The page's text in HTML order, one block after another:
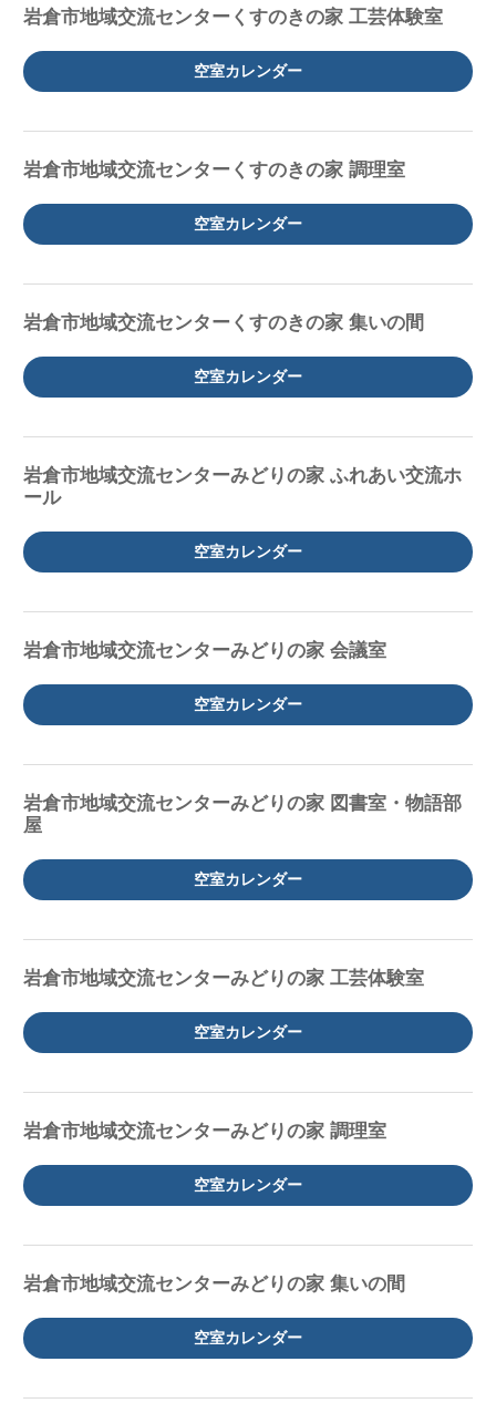
岩倉市地域交流センターくすのきの家 工芸体験室
空室カレンダー
岩倉市地域交流センターくすのきの家 調理室
空室カレンダー
岩倉市地域交流センターくすのきの家 集いの間
空室カレンダー
岩倉市地域交流センターみどりの家 ふれあい交流ホ
ール
空室カレンダー
岩倉市地域交流センターみどりの家 会議室
空室カレンダー
岩倉市地域交流センターみどりの家 図書室・物語部
屋
空室カレンダー
岩倉市地域交流センターみどりの家 工芸体験室
空室カレンダー
岩倉市地域交流センターみどりの家 調理室
空室カレンダー
岩倉市地域交流センターみどりの家 集いの間
空室カレンダー